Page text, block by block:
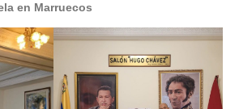
en Marruecos